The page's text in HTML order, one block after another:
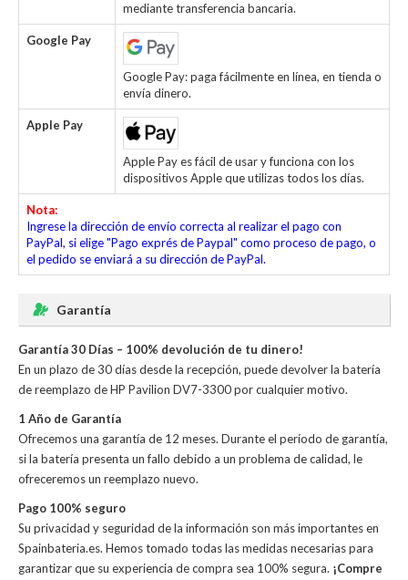
mediante transferencia bancaria.
Google Pay
Google Pay: paga fácilmente en línea, en tienda o
envía dinero.
Apple Pay
Apple Pay es fácil de usar y funciona con los
dispositivos Apple que utilizas todos los días.
Nota:
Ingrese la dirección de envío correcta al realizar el pago con
PayPal, si elige "Pago exprés de Paypal" como proceso de pago, o
el pedido se enviará a su dirección de PayPal.
Garantía
Garantía 30 Días – 100% devolución de tu dinero!
En un plazo de 30 días desde la recepción, puede devolver la batería
de reemplazo de HP Pavilion DV7-3300por cualquier motivo.
1 Año de Garantía
Ofrecemos una garantía de 12 meses. Durante el período de garantía,
si la batería presenta un fallo debido a un problema de calidad, le
ofreceremos un reemplazo nuevo.
Pago 100% seguro
Su privacidad y seguridad de la información son más importantes en
Spainbateria.es. Hemos tomado todas las medidas necesarias para
garantizar que su experiencia de compra sea 100% segura. ¡Compre